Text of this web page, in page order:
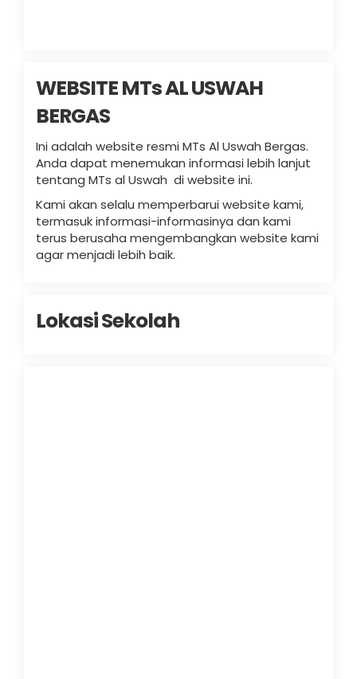
WEBSITE MTs AL USWAH
BERGAS
Ini adalah website resmi MTs Al Uswah Bergas.
Anda dapat menemukan informasi lebih lanjut
tentang MTs al Uswah di website ini.
Kami akan selalu memperbarui website kami,
termasuk informasi-informasinya dan kami
terus berusaha mengembangkan website kami
agar menjadi lebih baik.
Lokasi Sekolah